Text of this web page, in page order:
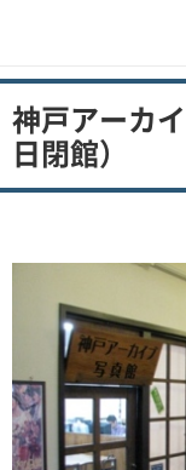
神戸アーカ
日閉館）